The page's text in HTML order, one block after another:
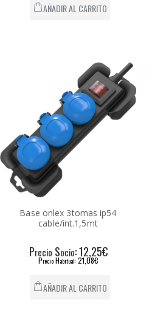
AÑADIR AL CARRITO
Base onlex 3tomas ip54
cable/int.1,5mt
Precio Socio: 12,25€
PrecioHabitual: 21,08€
AÑADIR AL CARRITO